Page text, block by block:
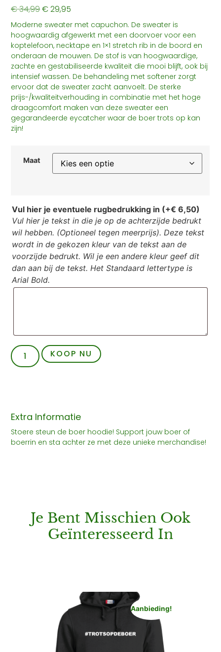
€34,99€29,95
Moderne sweater met capuchon. De sweater is
hoogwaardig afgewerkt met een doorvoer voor een
koptelefoon, necktape en 1×1 stretch rib in de boord en
onderaan de mouwen. De stof is van hoogwaardige,
zachte en gestabiliseerde kwaliteit die mooi blijft, ook bij
intensief wassen. De behandeling met softener zorgt
ervoor dat de sweater zacht aanvoelt. De sterke
prijs-/kwaliteitverhouding in combinatie met het hoge
draagcomfort maken van deze sweater een
gegarandeerde eycatcher waar de boer trots op kan
zijn!
Maat
Vul hier je eventuele rugbedrukking in (+€ 6,50)
Vul hier je tekst in die je op de achterzijde bedrukt
wil hebben. (Optioneel tegen meerprijs). Deze tekst
wordt in de gekozen kleur van de tekst aan de
voorzijde bedrukt. Wil je een andere kleur geef dit
dan aan bij de tekst. Het Standaard lettertype is
Arial Bold.
KOOP NU
Extra Informatie
Stoere steun de boer hoodie! Support jouw boer of
boerrin en sta achter ze met deze unieke merchandise!
Je Bent Misschien Ook
Geïnteresseerd In
Aanbieding!